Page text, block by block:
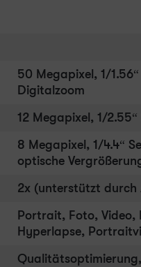
50 Megapixel, 1/
Digitalzoom
12 Megapixel, 1/
8 Megapixel, 1/4.4“
optische
2x (unterstützt durch
Portrait, Foto, Video,
Hyperlapse,